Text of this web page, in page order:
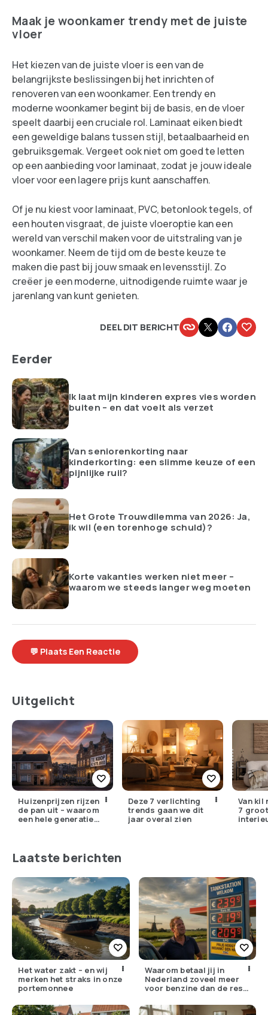
Maak je woonkamer trendy met de juiste
vloer
Het kiezen van de juiste vloer is een van de
belangrijkste beslissingen bij het inrichten of
renoveren van een woonkamer. Een trendy en
moderne woonkamer begint bij de basis, en de vloer
speelt daarbij een cruciale rol. Laminaat eiken biedt
een geweldige balans tussen stijl, betaalbaarheid en
gebruiksgemak. Vergeet ook niet om goed te letten
op een aanbieding voor laminaat, zodat je jouw ideale
vloer voor een lagere prijs kunt aanschaffen.
Of je nu kiest voor laminaat, PVC, betonlook tegels, of
een houten visgraat, de juiste vloeroptie kan een
wereld van verschil maken voor de uitstraling van je
woonkamer. Neem de tijd om de beste keuze te
maken die past bij jouw smaak en levensstijl. Zo
creëer je een moderne, uitnodigende ruimte waar je
jarenlang van kunt genieten.
DEEL DIT BERICHT
Eerder
Ik laat mijn kinderen expres vies worden
buiten – en dat voelt als verzet
Van seniorenkorting naar
kinderkorting: een slimme keuze of een
pijnlijke ruil?
Het Grote Trouwdilemma van 2026: Ja,
ik wil (een torenhoge schuld)?
Korte vakanties werken niet meer –
waarom we steeds langer weg moeten
💬 Plaats Een Reactie
Uitgelicht
Huizenprijzen rijzen
de pan uit – waarom
een hele generatie
Deze 7 verlichting
trends gaan we dit
jaar overal zien
Van kil
7
Laatste berichten
Het water zakt – en wij
merken het straks in onze
portemonnee
Waarom betaal jij in
Nederland zoveel meer
voor benzine dan de rest